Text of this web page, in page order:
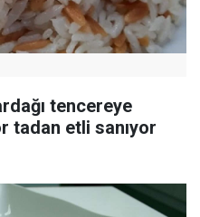
tencereye
tadan etli sanıyor